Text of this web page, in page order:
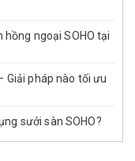
ngoại SOHO tại
Giải pháp nào tối ưu
sưởi sàn SOHO?